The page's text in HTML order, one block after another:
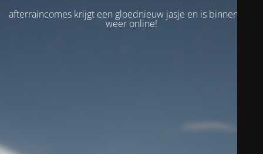
afterraincomes krijgt een gloednieuw jasje en is binnenkort
weer online!